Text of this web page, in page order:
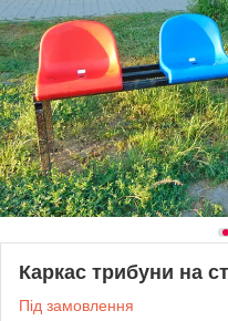
Каркас трибуни на
Під замовлення